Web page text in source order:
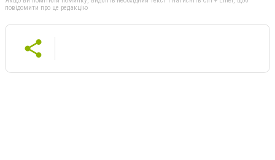
повідомити про це редакцію